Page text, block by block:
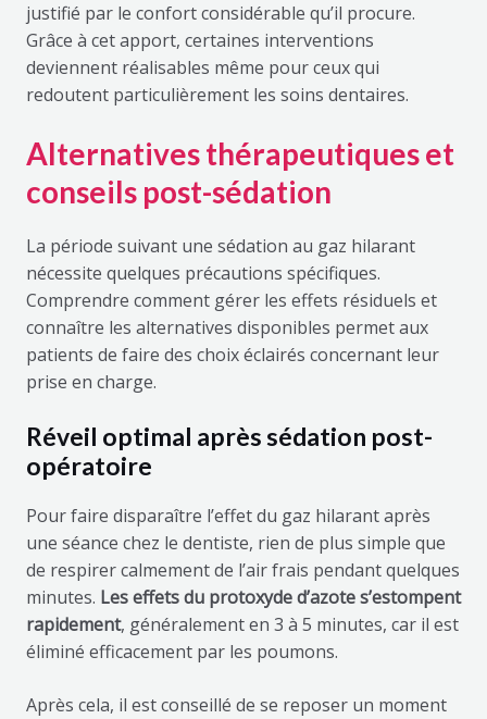
justifié par le confort considérable qu’il procure.
Grâce à cet apport, certaines interventions
deviennent réalisables même pour ceux qui
redoutent particulièrement les soins dentaires.
Alternatives thérapeutiques et
conseils post-sédation
La période suivant une sédation au gaz hilarant
nécessite quelques précautions spécifiques.
Comprendre comment gérer les effets résiduels et
connaître les alternatives disponibles permet aux
patients de faire des choix éclairés concernant leur
prise en charge.
Réveil optimal après sédation post-
opératoire
Pour faire disparaître l’effet du gaz hilarant après
une séance chez le dentiste, rien de plus simple que
de respirer calmement de l’air frais pendant quelques
minutes. Les effets du protoxyde d’azote s’estompent
rapidement, généralement en 3 à 5 minutes, car il est
éliminé efficacement par les poumons.
Après cela, il est conseillé de se reposer un moment